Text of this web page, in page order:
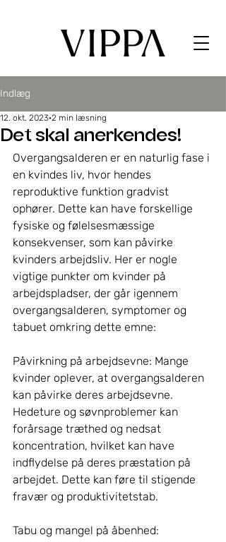
Indlæg
Det skal anerkendes!
12. okt. 2023 2 min læsning
Overgangsalderen er en naturlig fase i
en kvindes liv, hvor hendes
reproduktive funktion gradvist
ophører. Dette kan have forskellige
fysiske og følelsesmæssige
konsekvenser, som kan påvirke
kvinders arbejdsliv. Her er nogle
vigtige punkter om kvinder på
arbejdspladser, der går igennem
overgangsalderen, symptomer og
tabuet omkring dette emne:
Påvirkning på arbejdsevne: Mange
kvinder oplever, at overgangsalderen
kan påvirke deres arbejdsevne.
Hedeture og søvnproblemer kan
forårsage træthed og nedsat
koncentration, hvilket kan have
indflydelse på deres præstation på
arbejdet. Dette kan føre til stigende
fravær og produktivitetstab.
Tabu og mangel på åbenhed: